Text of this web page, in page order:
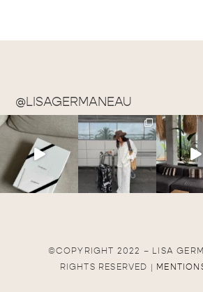
@LISAGERMANEAU
©COPYRIGHT 2022 – LISA
RIGHTS RESERVED |